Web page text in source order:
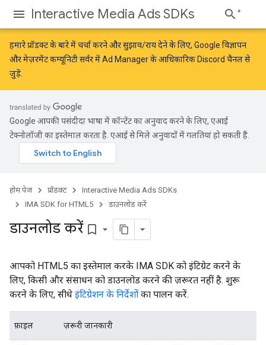
Interactive Media Ads SDKs
हमारे प्रॉडक्ट के बारे में चर्चा करने और सुझाव/राय देने के लिए, Google विज्ञापन
और मेज़रमेंट कम्यूनिटीसर्वर में Ad Manager के आधिकारिक Discord चैनल से
जुड़ें.
Google आपकी पसंदीदा भाषा में कॉन्टेंट का अनुवाद करने के लिए, एआई
टेक्नोलॉजी का इस्तेमाल करता है. एआई से मिले अनुवादों में गलतियां हो सकती हैं.
होम पेज प्रॉडक्ट
Interactive Media Ads SDKs
IMA SDK for HTML5
डाउनलोड करें
डाउनलोड करें bookmark_border
आपको HTML5 का इस्तेमाल करके IMA SDK को इंटिग्रेट करने के
लिए, किसी और संसाधन को डाउनलोड करने की ज़रूरत नहीं है. शुरू
करने के लिए, सीधे इंटिग्रेशन के निर्देशों का पालन करें.
फ़ाइल ज़रूरी जानकारी